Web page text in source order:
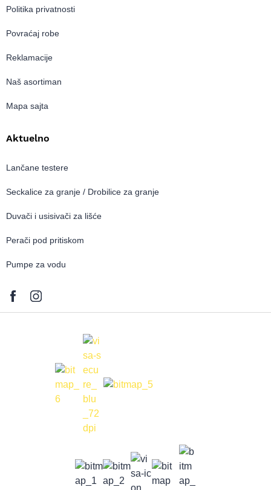
Politika privatnosti
Povraćaj robe
Reklamacije
Naš asortiman
Mapa sajta
Aktuelno
Lančane testere
Seckalice za granje / Drobilice za granje
Duvači i usisivači za lišće
Perači pod pritiskom
Pumpe za vodu